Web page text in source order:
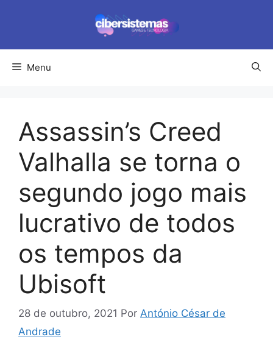
conteúdo
Menu
Assassin’s Creed
Valhalla se torna o
segundo jogo mais
lucrativo de todos
os tempos da
Ubisoft
28 de outubro, 2021 Por António César de
Andrade